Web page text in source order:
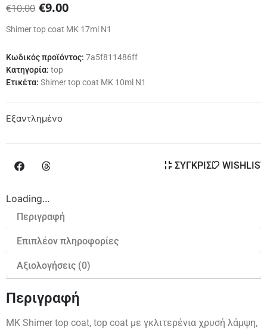
€10.00 €9.00
Shimer top coat MK 17ml N1
Κωδικός προϊόντος: 7a5f811486ff
Κατηγορία: top
Ετικέτα: Shimer top coat MK 10ml N1
Εξαντλημένο
ΣΥΓΚΡΙΣΗ WISHLIST
Loading...
Περιγραφή
Επιπλέον πληροφορίες
Αξιολογήσεις (0)
Περιγραφή
MK Shimer top coat, top coat με γκλιτερένια χρυσή λάμψη,